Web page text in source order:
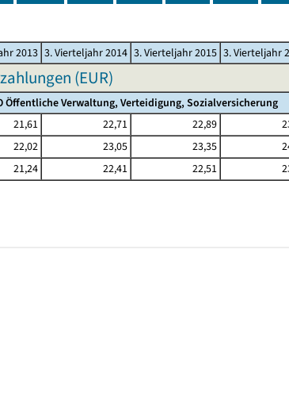
2013 3. Vierteljahr 2014 3. Vierteljahr 2015 3. Vierteljahr
(EUR)
Öffentliche Verwaltung, Verteidigung, Sozialversicherung
21,61 22,71 22,89
22,02 23,05 23,35
21,24 22,41 22,51